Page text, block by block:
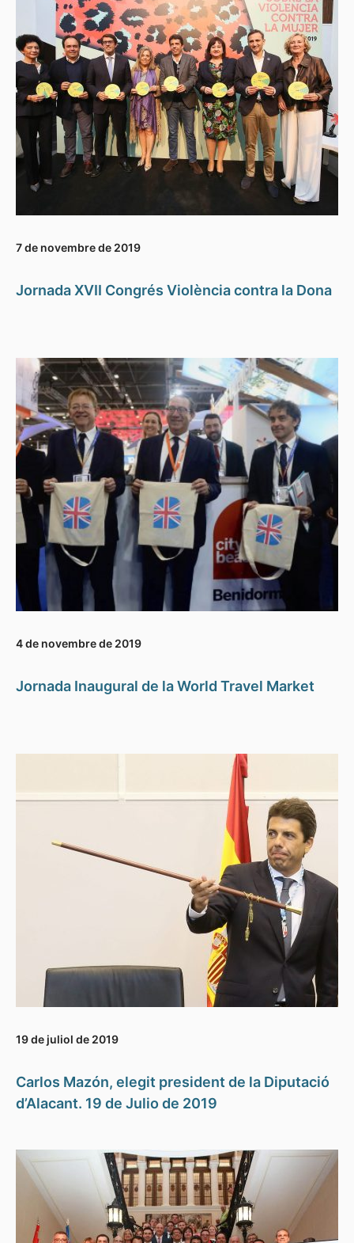
7 de novembre de 2019
Jornada XVII Congrés Violència contra la Dona
4 de novembre de 2019
Jornada Inaugural de la World Travel Market
19 de juliol de 2019
Carlos Mazón, elegit president de la Diputació
d’Alacant. 19 de Julio de 2019